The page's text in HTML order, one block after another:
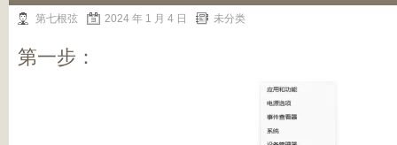
第七根弦 2024 年 1 月 4 日 未分类
第一步：